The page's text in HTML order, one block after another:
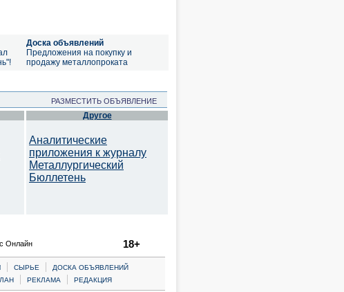
Доска объявлений
Предложения на покупку и
продажу металлопроката
РАЗМЕСТИТЬ ОБЪЯВЛЕНИЕ
Другое
Аналитические
приложения к журналу
Металлургический
Бюллетень
Онлайн 18+
| CЫРЬЕ |
ДОСКА ОБЪЯВЛЕНИЙ
| РЕКЛАМА | РЕДАКЦИЯ